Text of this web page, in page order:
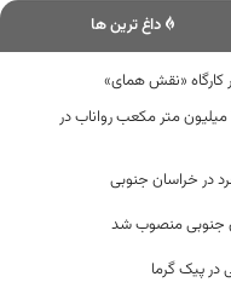
داغ ترین ها
در بارندگی های اخیر خراسان جنوبی مدیریت ۱۵ میلیون متر مکعب رواناب در
جنوبی منصوب شد